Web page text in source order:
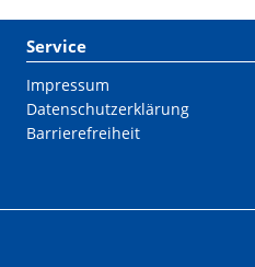
Service
Impressum
Datenschutzerklärung
Barrierefreiheit